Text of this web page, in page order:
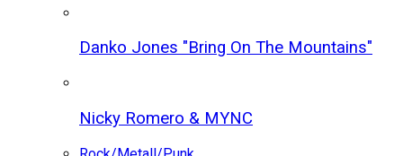
Danko Jones "Bring On The Mountains"
Nicky Romero & MYNC